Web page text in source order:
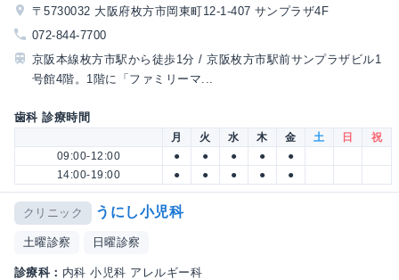
〒5730032 大阪府枚方市岡東町12-1-407 サンプラザ4F
072-844-7700
京阪本線枚方市駅から徒歩1分 / 京阪枚方市駅前サンプラザビル1
号館4階。1階に「ファミリーマ...
歯科 診療時間
月 火 水 木 金 土 日
祝
09:00-12:00
● ● ● ●
●
14:00-19:00
● ● ● ● ●
クリニック うにし小児科
土曜診察 日曜診察
診療科： 内科 小児科 アレルギー科